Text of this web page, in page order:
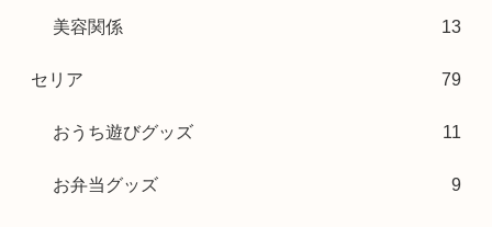
美容関係 13
セリア 79
おうち遊びグッズ 11
お弁当グッズ 9